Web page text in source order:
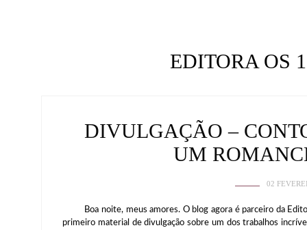
EDITORA OS
DIVULGAÇÃO –
UM
02
Boa noite, meus amores. O blog agora é parceiro da
primeiro material de divulgação sobre um dos trabalhos